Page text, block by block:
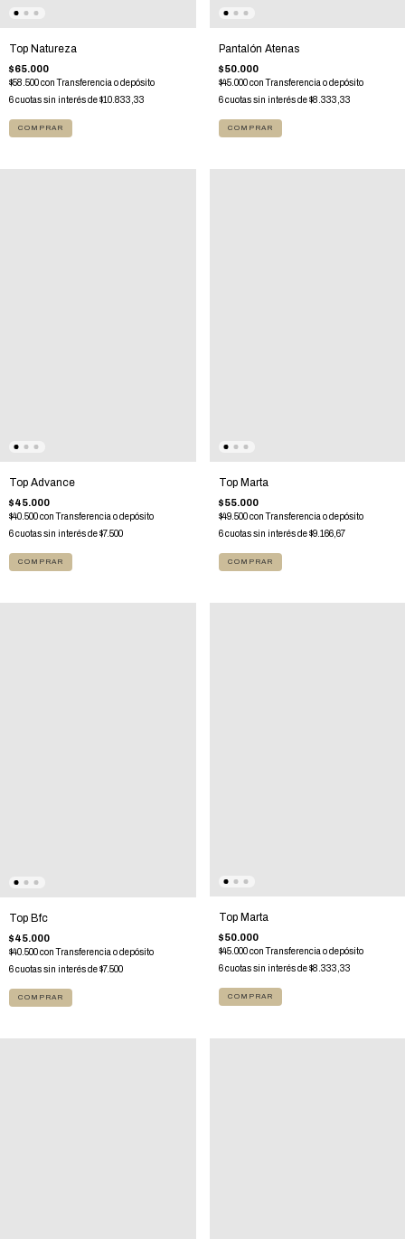
Top Natureza
$65.000
$58.500con Transferencia o depósito
6cuotas sin interés de$10.833,33
COMPRAR
Pantalón Atenas
$50.000
$45.000con Transferencia o depósito
6 cuotas sin interés de$8.333,33
COMPRAR
Top Advance
$45.000
$40.500con
Transferencia o depósito
6cuotas sin interés de$7.500
COMPRAR
Top Marta
$55.000
$49.500con
Transferencia o depósito
6 cuotas sin interés de$9.166,67
COMPRAR
Top Bfc
$45.000
$40.500con Transferencia o depósito
6cuotas sin interés de$7.500
COMPRAR
Top Marta
$50.000
$45.000con Transferencia o depósito
6 cuotas sin interés de$8.333,33
COMPRAR